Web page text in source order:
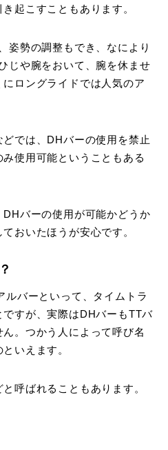
起こすこともあります。
姿勢の調整もでき、なにより
じや腕をおいて、腕を休ませ
ロングライドでは人気のア
では、DHバーの使用を禁止
使用可能ということもある
バーの使用が可能かどうか
おいたほうが安心です。
ルバーといって、タイムトラ
すが、実際はDHバーもTTバ
。つかう人によって呼び名
いえます。
呼ばれることもあります。